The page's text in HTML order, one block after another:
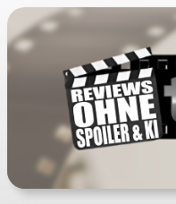
Zum
Inhalt
springen